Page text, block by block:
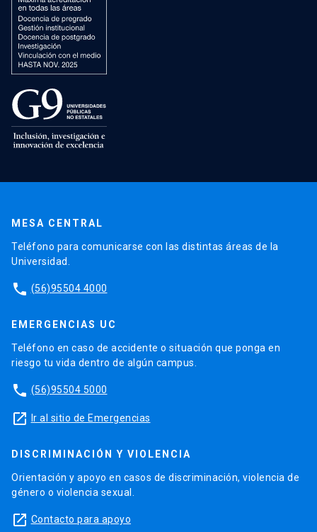
MESA CENTRAL
Teléfono para comunicarse con las distintas áreas de la
Universidad.
phone (56)95504 4000
EMERGENCIAS UC
Teléfono en caso de accidente o situación que ponga en
riesgo tu vida dentro de algún campus.
phone (56)95504 5000
launch Ir al sitio de Emergencias
DISCRIMINACIÓN Y VIOLENCIA
Orientación y apoyo en casos de discriminación, violencia de
género o violencia sexual.
launch Contacto para apoyo